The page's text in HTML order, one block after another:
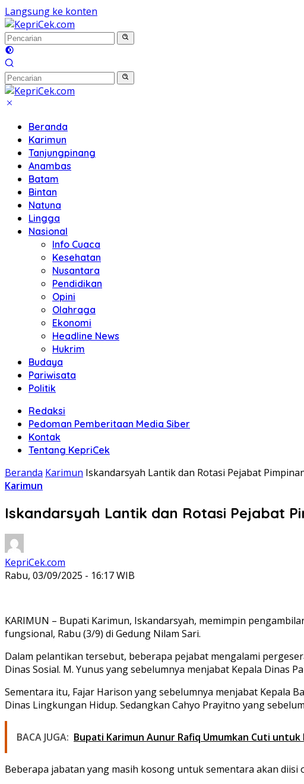
Langsung ke konten
Beranda
Karimun
Tanjungpinang
Anambas
Batam
Bintan
Natuna
Lingga
Nasional
Info Cuaca
Kesehatan
Nusantara
Pendidikan
Opini
Olahraga
Ekonomi
Headline News
Hukrim
Budaya
Pariwisata
Politik
Redaksi
Pedoman Pemberitaan Media Siber
Kontak
Tentang KepriCek
Beranda Karimun Iskandarsyah Lantik dan Rotasi Pejabat
Karimun
Iskandarsyah Lantik dan Rotasi Pejabat
KepriCek.com
Rabu, 03/09/2025 - 16:17 WIB
KARIMUN – Bupati Karimun, Iskandarsyah, memimpin
fungsional, Rabu (3/9) di Gedung Nilam Sari.
Dalam pelantikan tersebut, beberapa pejabat mengalami
Dinas Sosial. M. Yunus yang sebelumnya menjabat Kepala Dinas
Sementara itu, Fajar Harison yang sebelumnya menjabat Kepala
Dinas Lingkungan Hidup. Sedangkan Cahyo Prayitno yang
BACA JUGA: Bupati Karimun Aunur Rafiq Umumkan Cuti untuk
Beberapa jabatan yang masih kosong untuk sementara akan